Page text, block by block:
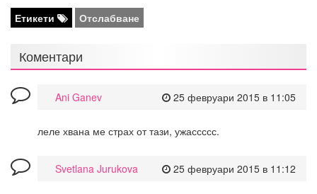
Етикети Отслабване
Коментари
25 февруари 2015 в 11:05
Ani Ganev
леле хвана ме страх от тази, ужассссс.
25 февруари 2015 в 11:12
Svetlana Jurukova